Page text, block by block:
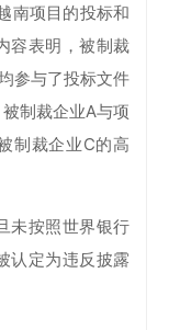
南项目的投标和
容表明，被制裁
参与了投标文件
制裁企业A与项
制裁企业C的高
未按照世界银行
认定为违反披露